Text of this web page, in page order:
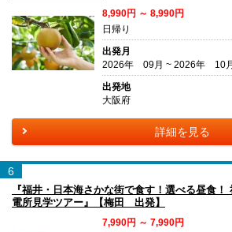
8,990円 ～ 8,990円
日帰り
出発月
2026年 09月 ~ 2026年 10月
出発地
大阪府
詳細を見る
6
『福井・日本海さかな街で食す！選べる昼食
電所見学ツアー』【梅田 出発】
7,990円 ～ 7,990円